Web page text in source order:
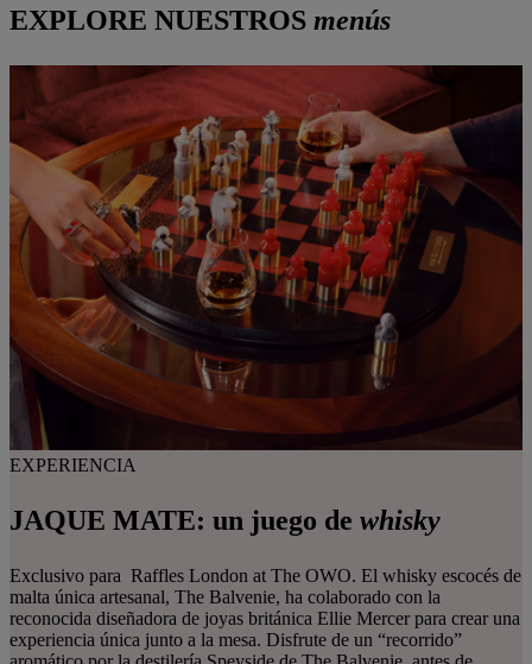
EXPLORE NUESTROS menús
EXPERIENCIA
JAQUE MATE: un juego de whisky
Exclusivo para Raffles London at The OWO. El whisky escocés de
malta única artesanal, The Balvenie, ha colaborado con la
reconocida diseñadora de joyas británica Ellie Mercer para crear una
experiencia única junto a la mesa. Disfrute de un “recorrido”